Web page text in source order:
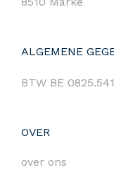
ALGEMENE
BTW BE
OVER
over ons